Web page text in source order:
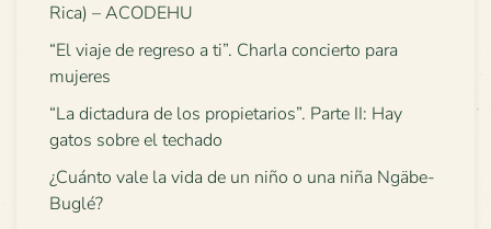
Rica) – ACODEHU
“El viaje de regreso a ti”. Charla concierto para
mujeres
“La dictadura de los propietarios”. Parte II: Hay
gatos sobre el techado
¿Cuánto vale la vida de un niño o una niña Ngäbe-
Buglé?